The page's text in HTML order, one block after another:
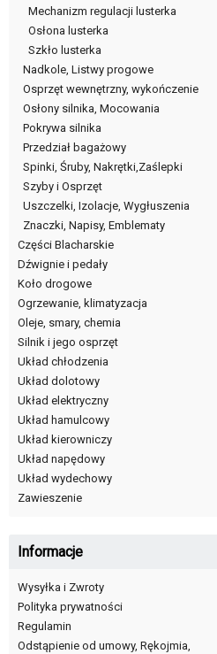
Mechanizm regulacji lusterka
Osłona lusterka
Szkło lusterka
Nadkole, Listwy progowe
Osprzęt wewnętrzny, wykończenie
Osłony silnika, Mocowania
Pokrywa silnika
Przedział bagażowy
Spinki, Śruby, Nakrętki,Zaślepki
Szyby i Osprzęt
Uszczelki, Izolacje, Wygłuszenia
Znaczki, Napisy, Emblematy
Części Blacharskie
Dźwignie i pedały
Koło drogowe
Ogrzewanie, klimatyzacja
Oleje, smary, chemia
Silnik i jego osprzęt
Układ chłodzenia
Układ dolotowy
Układ elektryczny
Układ hamulcowy
Układ kierowniczy
Układ napędowy
Układ wydechowy
Zawieszenie
Informacje
Wysyłka i Zwroty
Polityka prywatności
Regulamin
Odstąpienie od umowy, Rękojmia,